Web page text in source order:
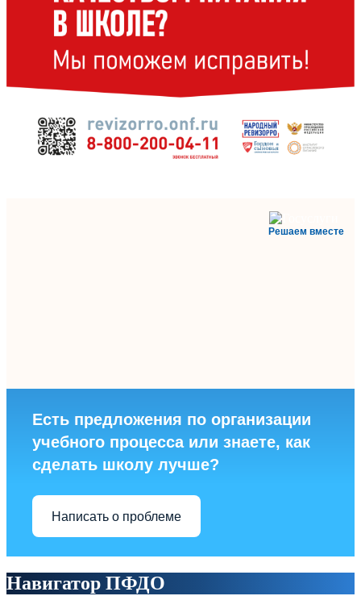
Решаем вместе
Есть предложения по организации
учебного процесса или знаете, как
сделать школу лучше?
Написать о проблеме
Навигатор ПФДО